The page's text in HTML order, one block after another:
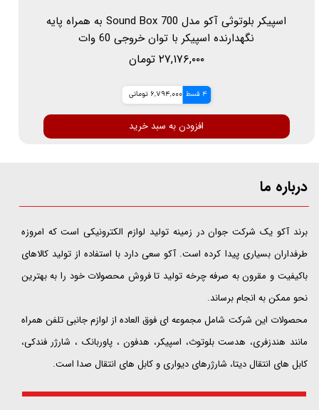
اسپیکر بلوتوثی آکو مدل Sound Box 700 به همراه پایه
نگهدارنده اسپیکر با توان خروجی 60 وات
۲۷,۱۷۶,۰۰۰ تومان
4 قسط 6,794,000 تومانی
افزودن به سبد خرید
درباره ما
​​​​​​​برند آکو یک شرکت جوان در زمینه تولید لوازم الکترونیکی است که امروزه
طرفداران بسیاری پیدا کرده است. آکو سعی دارد با استفاده از تولید کالاهای
باکیفیت و مقرون به صرفه چرخه تولید تا فروش محصولات خود را به بهترین
نحو ممکن به انجام برساند.
محصولات این شرکت شامل مجموعه ای فوق العاده از لوازم جانبی تلفن همراه
مانند هندزفری، هدست بلوتوث، اسپیکر، هدفون ، پاوربانک ، شارژر فندکی،
کابل های انتقال دیتا، شارژرهای دیواری و کابل های انتقال صدا است.